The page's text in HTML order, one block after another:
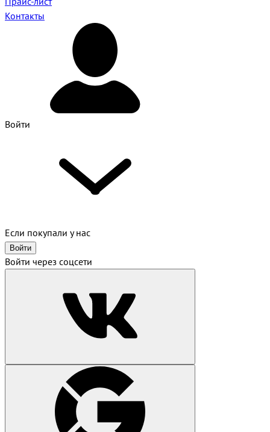
Контакты
Войти
Если покупали у нас
Войти
Войти через соцсети